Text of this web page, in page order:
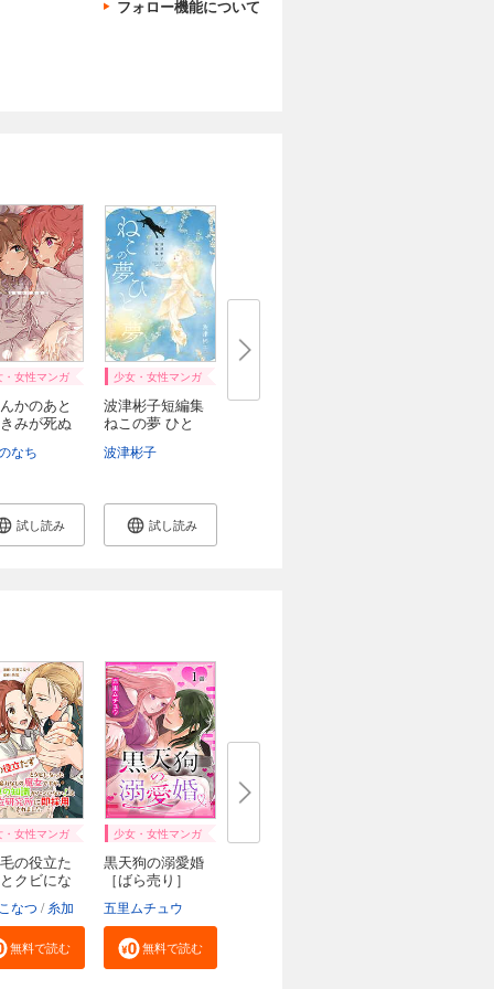
フォロー機能について
・女性マンガ
かのあと
みが死ぬ
なち
試し読み
少女・女性マンガ
波津彬子短編集
ねこの夢 ひと
波津彬子
試し読み
・女性マンガ
の役立た
クビにな
なつ 糸加
無料で読む
少女・女性マンガ
黒天狗の溺愛婚
［ばら売り］
五里ムチュウ
無料で読む